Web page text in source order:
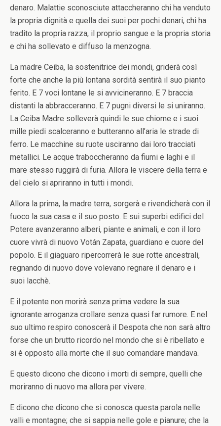
denaro. Malattie sconosciute attaccheranno chi ha venduto
la propria dignità e quella dei suoi per pochi denari, chi ha
tradito la propria razza, il proprio sangue e la propria storia
e chi ha sollevato e diffuso la menzogna.
La madre Ceiba, la sostenitrice dei mondi, griderà così
forte che anche la più lontana sordità sentirà il suo pianto
ferito. E 7 voci lontane le si avvicineranno. E 7 braccia
distanti la abbracceranno. E 7 pugni diversi le si uniranno.
La Ceiba Madre solleverà quindi le sue chiome e i suoi
mille piedi scalceranno e butteranno all’aria le strade di
ferro. Le macchine su ruote usciranno dai loro tracciati
metallici. Le acque traboccheranno da fiumi e laghi e il
mare stesso ruggirà di furia. Allora le viscere della terra e
del cielo si apriranno in tutti i mondi.
Allora la prima, la madre terra, sorgerà e rivendicherà con il
fuoco la sua casa e il suo posto. E sui superbi edifici del
Potere avanzeranno alberi, piante e animali, e con il loro
cuore vivrà di nuovo Votán Zapata, guardiano e cuore del
popolo. E il giaguaro ripercorrerà le sue rotte ancestrali,
regnando di nuovo dove volevano regnare il denaro e i
suoi lacchè.
E il potente non morirà senza prima vedere la sua
ignorante arroganza crollare senza quasi far rumore. E nel
suo ultimo respiro conoscerà il Despota che non sarà altro
forse che un brutto ricordo nel mondo che si è ribellato e
si è opposto alla morte che il suo comandare mandava.
E questo dicono che dicono i morti di sempre, quelli che
moriranno di nuovo ma allora per vivere.
E dicono che dicono che si conosca questa parola nelle
valli e montagne; che si sappia nelle gole e pianure; che la